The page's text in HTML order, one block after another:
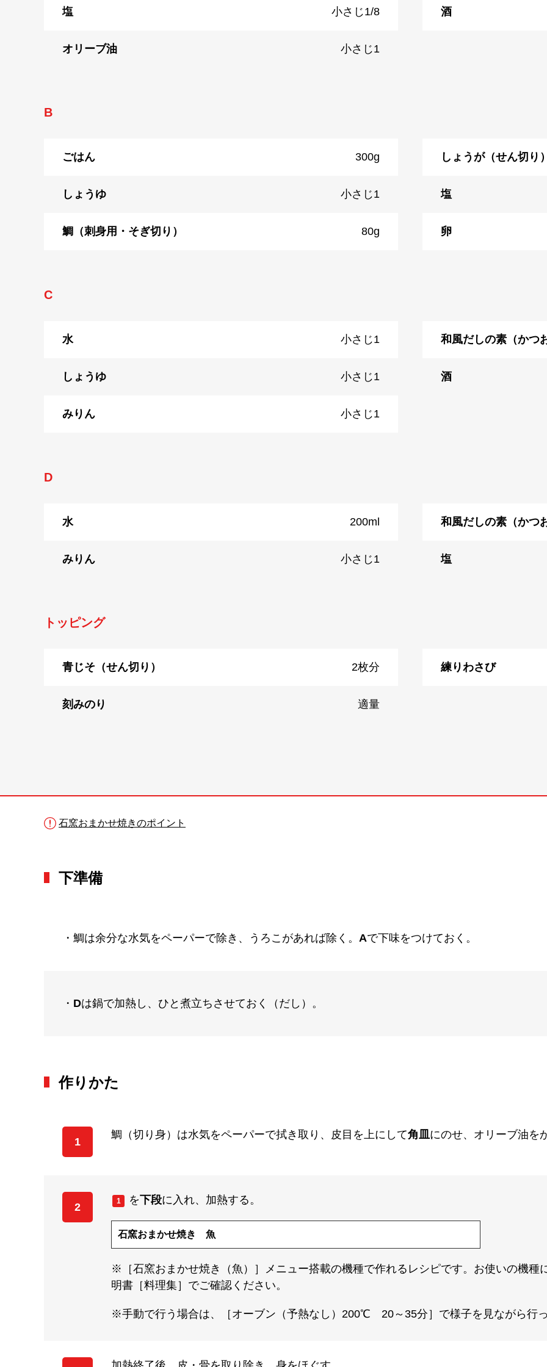
塩 小さじ1/8 酒
オリーブ油 小さじ1
B
ごはん 300g しょうが（せん切り）
しょうゆ 小さじ1 塩
鯛（刺身用・そぎ切り） 80g 卵
C
水 小さじ1 和風だしの素（かつ
しょうゆ 小さじ1 酒
みりん 小さじ1
D
水 200ml 和風だしの素（かつ
みりん 小さじ1 塩
トッピング
青じそ（せん切り） 2枚分 練りわさび
刻みのり 適量
石窯おまかせ焼きのポイント
下準備
・鯛は余分な水気をペーパーで除き、うろこがあれば除く。 Aで下味をつけておく。
・ Dは鍋で加熱し、ひと煮立ちさせておく（だし）。
作りかた
1
鯛（切り身）は水気をペーパーで拭き取り、皮目を上にして角皿にのせ、オリーブ油を
2
1 を下段に入れ、加熱する。
石窯おまかせ焼き 魚
※［石窯おまかせ焼き（魚）］メニュー搭載の機種で作れるレシピです。お使いの機種
明書［料理集］でご確認ください。
※手動で行う場合は、［オーブン（予熱なし）200℃ 20～35分］で様子を見ながら行っ